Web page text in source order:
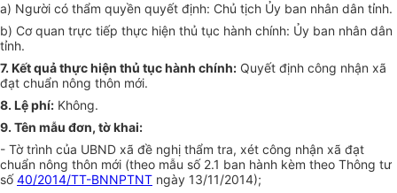
a) Người có thẩm quyền quyết định: Chủ tịch Ủy ban nhân dân tỉnh.
b) Cơ quan trực tiếp thực hiện thủ tục hành chính: Ủy ban nhân dân
tỉnh.
7. Kết quả thực hiện thủ tục hành chính: Quyết định công nhận xã
đạt chuẩn nông thôn mới.
8. Lệ phí: Không.
9. Tên mẫu đơn, tờ khai:
- Tờ trình của UBND xã đề nghị thẩm tra, xét công nhận xã đạt
chuẩn nông thôn mới (theo mẫu số 2.1 ban hành kèm theo Thông tư
số40/2014/TT-BNNPTNT ngày 13/11/2014);